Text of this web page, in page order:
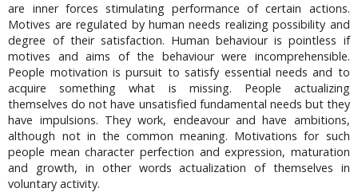
are inner forces stimulating performance of certain actions.
Motives are regulated by human needs realizing possibility and
degree of their satisfaction. Human behaviour is pointless if
motives and aims of the behaviour were incomprehensible.
People motivation is pursuit to satisfy essential needs and to
acquire something what is missing. People actualizing
themselves do not have unsatisfied fundamental needs but they
have impulsions. They work, endeavour and have ambitions,
although not in the common meaning. Motivations for such
people mean character perfection and expression, maturation
and growth, in other words actualization of themselves in
voluntary activity.